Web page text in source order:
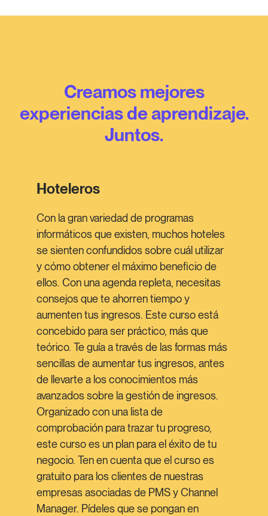
Creamos mejores
experiencias de aprendizaje.
Juntos.
Hoteleros
Con la gran variedad de programas
informáticos que existen, muchos hoteles
se sienten confundidos sobre cuál utilizar
y cómo obtener el máximo beneficio de
ellos. Con una agenda repleta, necesitas
consejos que te ahorren tiempo y
aumenten tus ingresos. Este curso está
concebido para ser práctico, más que
teórico. Te guía a través de las formas más
sencillas de aumentar tus ingresos, antes
de llevarte a los conocimientos más
avanzados sobre la gestión de ingresos.
Organizado con una lista de
comprobación para trazar tu progreso,
este curso es un plan para el éxito de tu
negocio. Ten en cuenta que el curso es
gratuito para los clientes de nuestras
empresas asociadas de PMS y Channel
Manager. Pídeles que se pongan en